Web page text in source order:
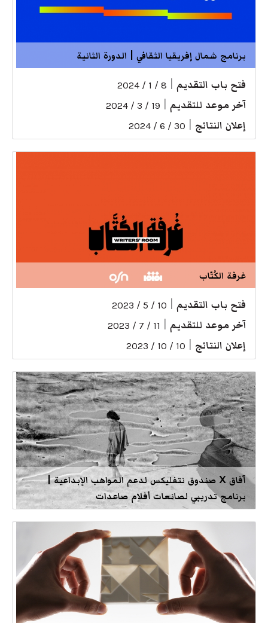
برنامج شمال إفريقيا الثقافي | الدورة الثانية
فتح باب التقديم 8 / 1 / 2024
آخر موعد للتقديم 19 / 3 / 2024
إعلان النتائج 30 / 6 / 2024
غرفة الكُتّاب
فتح باب التقديم 10 / 5 / 2023
آخر موعد للتقديم 11 / 7 / 2023
إعلان النتائج 10 / 10 / 2023
آفاق X صندوق نتفليكس لدعم المواهب الإبداعية |
برنامج تدريبي لصانعات أفلام صاعدات